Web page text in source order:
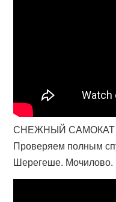
СНЕЖНЫЙ САМОКАТ
Проверяем полным
Шерегеше. Мочилово.